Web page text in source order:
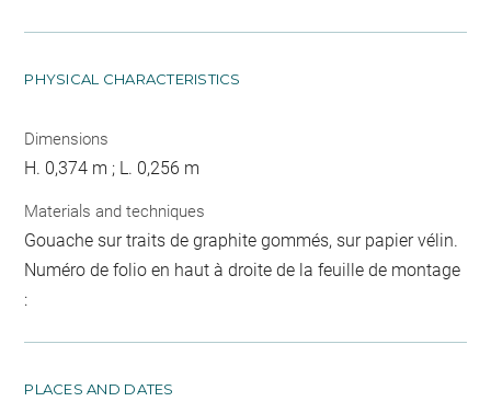
PHYSICAL CHARACTERISTICS
Dimensions
H. 0,374 m ; L. 0,256 m
Materials and techniques
Gouache sur traits de graphite gommés, sur papier vélin.
Numéro de folio en haut à droite de la feuille de montage
:
PLACES AND DATES